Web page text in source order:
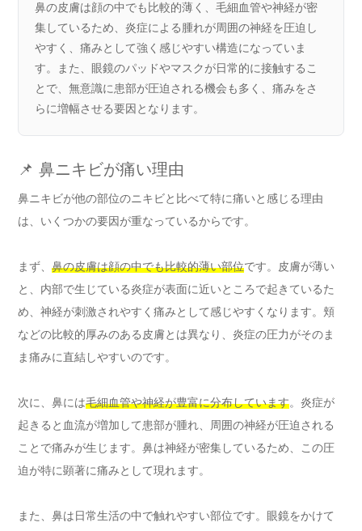
鼻の皮膚は顔の中でも比較的薄く、毛細血管や神経が密
集しているため、炎症による腫れが周囲の神経を圧迫し
やすく、痛みとして強く感じやすい構造になっていま
す。また、眼鏡のパッドやマスクが日常的に接触するこ
とで、無意識に患部が圧迫される機会も多く、痛みをさ
らに増幅させる要因となります。
📌 鼻ニキビが痛い理由
鼻ニキビが他の部位のニキビと比べて特に痛いと感じる理由
は、いくつかの要因が重なっているからです。
まず、 鼻の皮膚は顔の中でも比較的薄い部位です。皮膚が薄い
と、内部で生じている炎症が表面に近いところで起きているた
め、神経が刺激されやすく痛みとして感じやすくなります。頬
などの比較的厚みのある皮膚とは異なり、炎症の圧力がそのま
ま痛みに直結しやすいのです。
次に、鼻には毛細血管や神経が豊富に分布しています。炎症が
起きると血流が増加して患部が腫れ、周囲の神経が圧迫される
ことで痛みが生じます。鼻は神経が密集しているため、この圧
迫が特に顕著に痛みとして現れます。
また、鼻は日常生活の中で触れやすい部位です。眼鏡をかけて